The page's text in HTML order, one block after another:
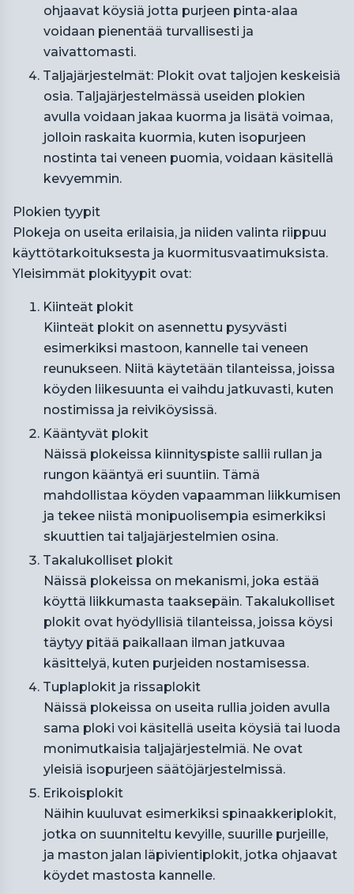
ohjaavat köysiä jotta purjeen pinta-alaa
voidaan pienentää turvallisesti ja
vaivattomasti.
Taljajärjestelmät: Plokit ovat taljojen keskeisiä
osia. Taljajärjestelmässä useiden plokien
avulla voidaan jakaa kuorma ja lisätä voimaa,
jolloin raskaita kuormia, kuten isopurjeen
nostinta tai veneen puomia, voidaan käsitellä
kevyemmin.
Plokien tyypit
Plokeja on useita erilaisia, ja niiden valinta riippuu
käyttötarkoituksesta ja kuormitusvaatimuksista.
Yleisimmät plokityypit ovat:
Kiinteät plokit
Kiinteät plokit on asennettu pysyvästi
esimerkiksi mastoon, kannelle tai veneen
reunukseen. Niitä käytetään tilanteissa, joissa
köyden liikesuunta ei vaihdu jatkuvasti, kuten
nostimissa ja reiviköysissä.
Kääntyvät plokit
Näissä plokeissa kiinnityspiste sallii rullan ja
rungon kääntyä eri suuntiin. Tämä
mahdollistaa köyden vapaamman liikkumisen
ja tekee niistä monipuolisempia esimerkiksi
skuuttien tai taljajärjestelmien osina.
Takalukolliset plokit
Näissä plokeissa on mekanismi, joka estää
köyttä liikkumasta taaksepäin. Takalukolliset
plokit ovat hyödyllisiä tilanteissa, joissa köysi
täytyy pitää paikallaan ilman jatkuvaa
käsittelyä, kuten purjeiden nostamisessa.
Tuplaplokit ja rissaplokit
Näissä plokeissa on useita rullia joiden avulla
sama ploki voi käsitellä useita köysiä tai luoda
monimutkaisia taljajärjestelmiä. Ne ovat
yleisiä isopurjeen säätöjärjestelmissä.
Erikoisplokit
Näihin kuuluvat esimerkiksi spinaakkeriplokit,
jotka on suunniteltu kevyille, suurille purjeille,
ja maston jalan läpivientiplokit, jotka ohjaavat
köydet mastosta kannelle.